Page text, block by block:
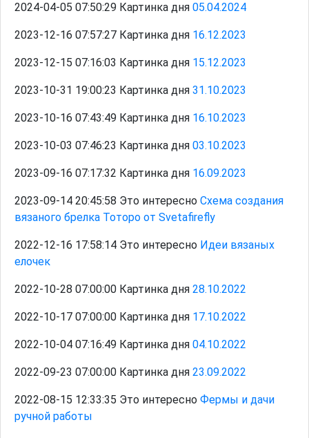
2024-04-05 07:50:29 Картинка дня 05.04.2024
2023-12-16 07:57:27 Картинка дня 16.12.2023
2023-12-15 07:16:03 Картинка дня 15.12.2023
2023-10-31 19:00:23 Картинка дня 31.10.2023
2023-10-16 07:43:49 Картинка дня 16.10.2023
2023-10-03 07:46:23 Картинка дня 03.10.2023
2023-09-16 07:17:32 Картинка дня 16.09.2023
2023-09-14 20:45:58 Это интересно Схема создания
вязаного брелка Тоторо от Svetafirеfly
2022-12-16 17:58:14 Это интересно Идеи вязаных
елочек
2022-10-28 07:00:00 Картинка дня 28.10.2022
2022-10-17 07:00:00 Картинка дня 17.10.2022
2022-10-04 07:16:49 Картинка дня 04.10.2022
2022-09-23 07:00:00 Картинка дня 23.09.2022
2022-08-15 12:33:35 Это интересно Фермы и дачи
ручной работы